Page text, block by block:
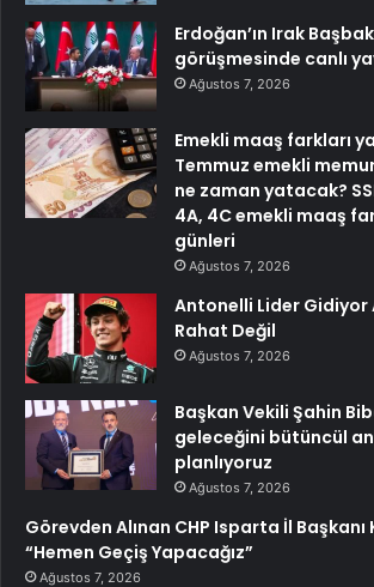
Erdoğan’ın Irak
görüşmesinde canlı
Ağustos 7, 2026
Emekli maaş farkları
Temmuz emekli
ne zaman yatacak?
4A, 4C emekli maaş
günleri
Ağustos 7, 2026
Antonelli Lider Gidiyor
Rahat Değil
Ağustos 7, 2026
Başkan Vekili Şahin
geleceğini bütüncül
planlıyoruz
Ağustos 7, 2026
Görevden Alınan CHP Isparta İl Başkanı
“Hemen Geçiş Yapacağız”
Ağustos 7, 2026